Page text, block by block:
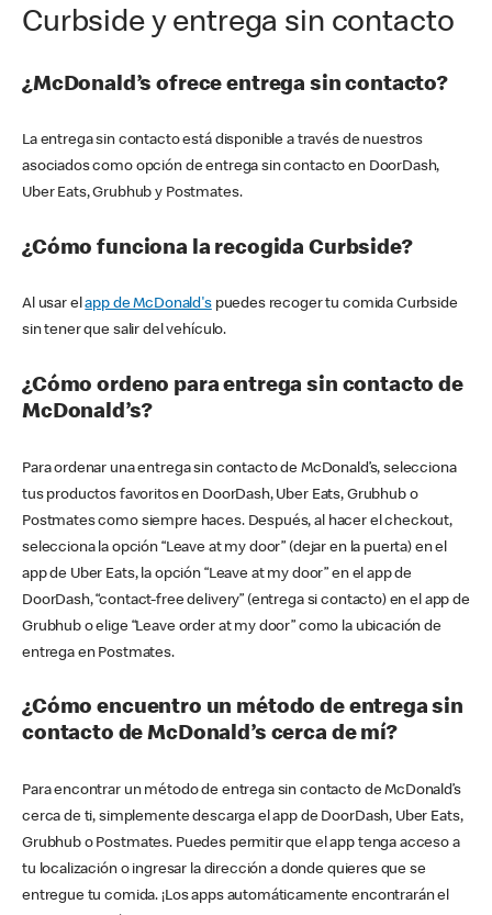
Curbside y entrega sin contacto
¿McDonald’s ofrece entrega sin contacto?
La entrega sin contacto está disponible a través de nuestros
asociados como opción de entrega sin contacto en DoorDash,
Uber Eats, Grubhub y Postmates.
¿Cómo funciona la recogida Curbside?
Al usar elapp de McDonald'spuedes recoger tu comida Curbside
sin tener que salir del vehículo.
¿Cómo ordeno para entrega sin contacto de
McDonald’s?
Para ordenar una entrega sin contacto de McDonald’s, selecciona
tus productos favoritos en DoorDash, Uber Eats, Grubhub o
Postmates como siempre haces. Después, al hacer el checkout,
selecciona la opción “Leave at my door” (dejar en la puerta) en el
app de Uber Eats, la opción “Leave at my door” en el app de
DoorDash, “contact-free delivery” (entrega si contacto) en el app de
Grubhub o elige “Leave order at my door” como la ubicación de
entrega en Postmates.
¿Cómo encuentro un método de entrega sin
contacto de McDonald’s cerca de mí?
Para encontrar un método de entrega sin contacto de McDonald’s
cerca de ti, simplemente descarga el app de DoorDash, Uber Eats,
Grubhub o Postmates. Puedes permitir que el app tenga acceso a
tu localización o ingresar la dirección a donde quieres que se
entregue tu comida. ¡Los apps automáticamente encontrarán el